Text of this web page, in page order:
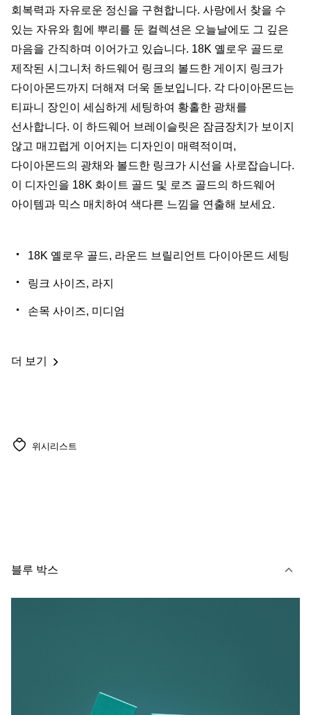
회복력과 자유로운 정신을 구현합니다. 사랑에서 찾을 수
있는 자유와 힘에 뿌리를 둔 컬렉션은 오늘날에도 그 깊은
마음을 간직하며 이어가고 있습니다. 18K 옐로우 골드로
제작된 시그니처 하드웨어 링크의 볼드한 게이지 링크가
다이아몬드까지 더해져 더욱 돋보입니다. 각 다이아몬드는
티파니 장인이 세심하게 세팅하여 황홀한 광채를
선사합니다. 이 하드웨어 브레이슬릿은 잠금장치가 보이지
않고 매끄럽게 이어지는 디자인이 매력적이며,
다이아몬드의 광채와 볼드한 링크가 시선을 사로잡습니다.
이 디자인을 18K 화이트 골드 및 로즈 골드의 하드웨어
아이템과 믹스 매치하여 색다른 느낌을 연출해 보세요.
18K 옐로우 골드, 라운드 브릴리언트 다이아몬드 세팅
링크 사이즈, 라지
손목 사이즈, 미디엄
더 보기
위시리스트
블루 박스